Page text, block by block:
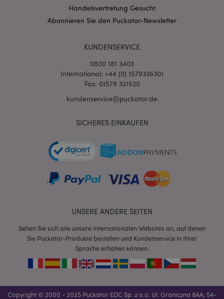
Handelsvertretung Gesucht
Abonnieren Sie den Puckator-Newsletter
KUNDENSERVICE
0800 181 3403
International: +44 (0) 1579326301
Fax: 01579 321520
kundenservice@puckator.de
SICHERES EINKAUFEN
UNSERE ANDERE SEITEN
Sehen Sie sich alle unsere internationalen Websites an, auf denen
Sie Puckator-Produkte bestellen und Kundenservice in Ihrer
Sprache erhalten können.
Copyright © 2000 - 2025 Puckator EDC Sp. z o.o. Ul. Graniczna 8AA, 54-
PHPSESSID
PHP.net
.www.puckator.de
mage-messages
mage-cache-sessid
www.puckator.de
Datenschutzbestimmungen von Google